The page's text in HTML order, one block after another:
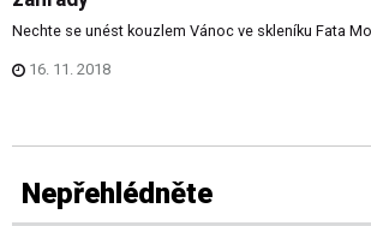
Nechte se unést kouzlem Vánoc ve skleníku Fata
16. 11. 2018
Nepřehlédněte